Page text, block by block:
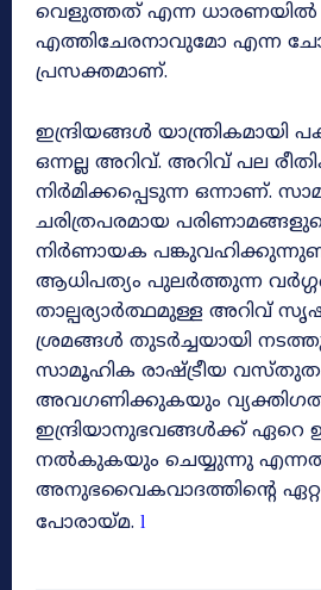
വെളുത്തത് എന്ന ധാരണയിൽ
എത്തിചേരനാവുമോ എന്ന
പ്രസക്തമാണ്.
ഇന്ദ്രിയങ്ങൾ
ഒന്നല്ല അറിവ്. അറിവ് പല
നിർമിക്കപ്പെടുന്ന ഒന്നാണ്.
ചരിത്രപരമായ
നിർണായക
ആധിപത്യം പുലർത്തുന്ന
താല്പര്യാർത്ഥമുള്ള അറിവ്
ശ്രമങ്ങൾ തുടർച്ചയായി
സാമൂഹിക രാഷ്ട്രീയ
അവഗണിക്കുകയും
ഇന്ദ്രിയാനുഭവങ്ങൾക്ക്
നൽകുകയും ചെയ്യുന്നു
അനുഭവൈകവാദത്തിന്റെ
പോരായ്‌മ. l